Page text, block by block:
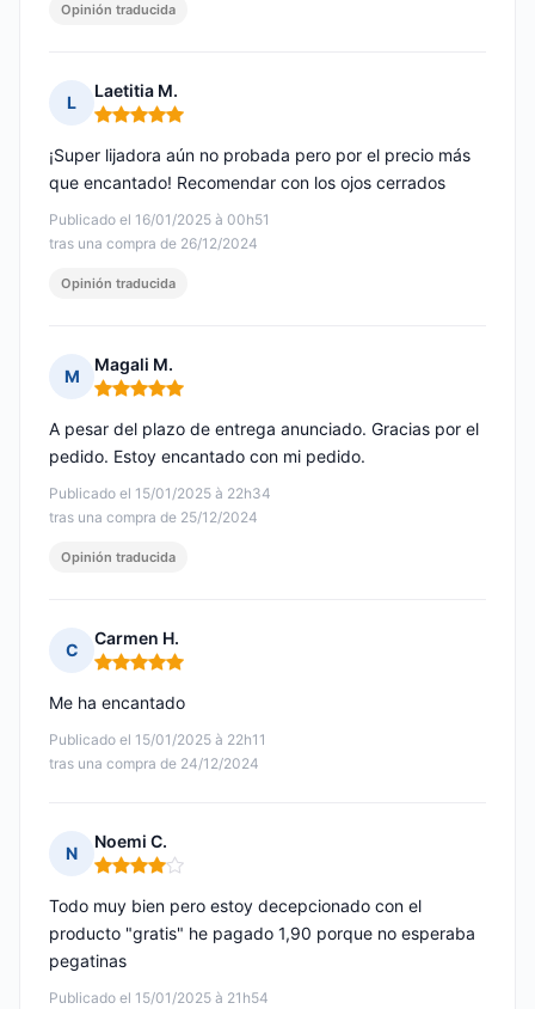
Opinión traducida
L
Laetitia M.
Nota: 5 de 5
Publicado el 16/01/2025 à 00h51
tras una compra de 26/12/2024
¡Super lijadora aún no probada pero por el precio más
que encantado! Recomendar con los ojos cerrados
Opinión traducida
M
Magali M.
Nota: 5 de 5
Publicado el 15/01/2025 à 22h34
tras una compra de 25/12/2024
A pesar del plazo de entrega anunciado. Gracias por el
pedido. Estoy encantado con mi pedido.
Opinión traducida
C
Carmen H.
Nota: 5 de 5
Publicado el 15/01/2025 à 22h11
tras una compra de 24/12/2024
Me ha encantado
N
Noemi C.
Nota: 4 de 5
Publicado el 15/01/2025 à 21h54
Todo muy bien pero estoy decepcionado con el
producto "gratis" he pagado 1,90 porque no esperaba
pegatinas